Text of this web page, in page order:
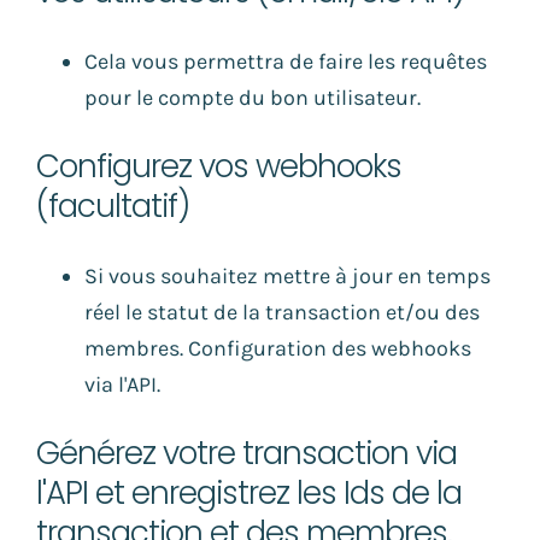
Cela vous permettra de faire les requêtes
pour le compte du bon utilisateur.
Configurez vos webhooks
(facultatif)
Si vous souhaitez mettre à jour en temps
réel le statut de la transaction et/ou des
membres. Configuration des webhooks
via l'API.
Générez votre transaction via
l'API et enregistrez les Ids de la